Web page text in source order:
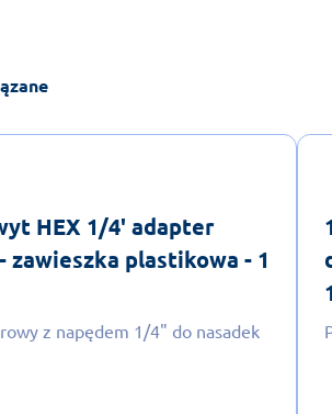
HEX 1/4' adapter
zawieszka plastikowa - 1
z napędem 1/4" do nasadek